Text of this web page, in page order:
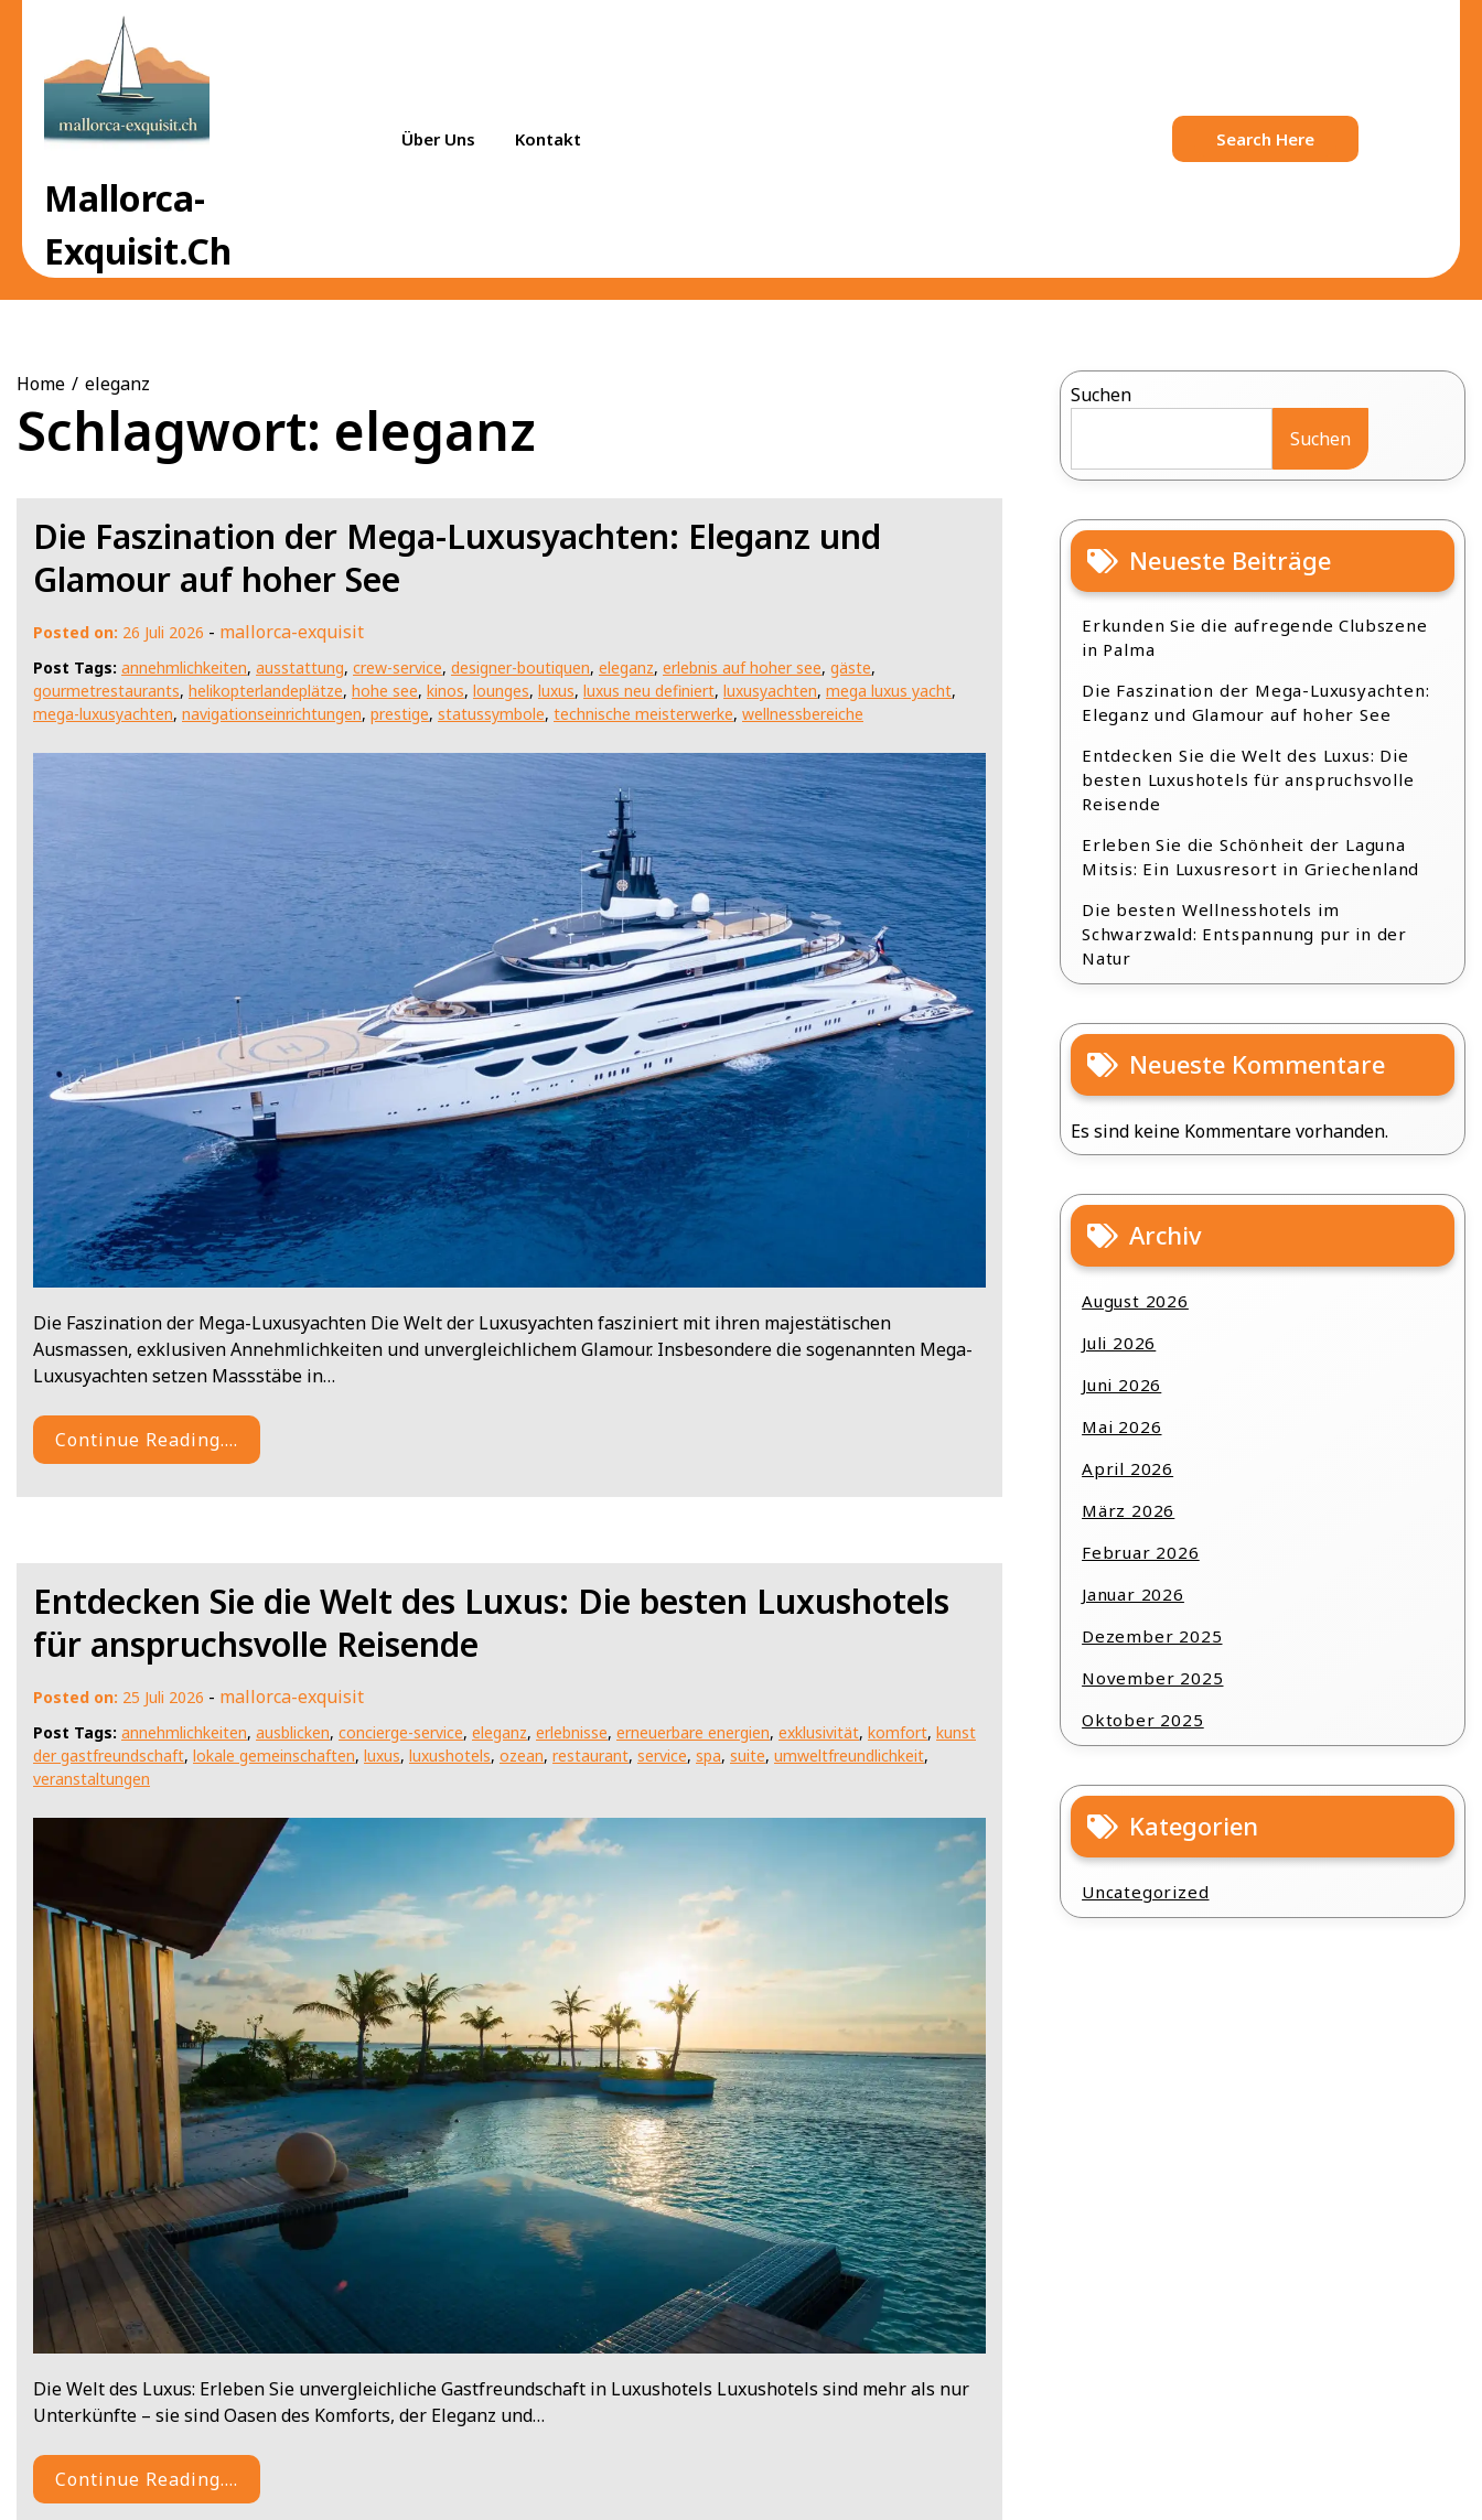
Mallorca-
Exquisit.ch
Über Uns Kontakt Search Here
Home eleganz
Schlagwort: eleganz
Die Faszination der Mega-Luxusyachten: Eleganz und
Glamour auf hoher See
Posted on: 26 Juli 2026 - mallorca-exquisit
Post Tags: annehmlichkeiten, ausstattung, crew-service, designer-boutiquen, eleganz, erlebnis auf hoher see, gäste,
gourmetrestaurants, helikopterlandeplätze, hohe see, kinos, lounges, luxus, luxus neu definiert, luxusyachten, mega luxus yacht,
mega-luxusyachten, navigationseinrichtungen, prestige, statussymbole, technische meisterwerke, wellnessbereiche
Die Faszination der Mega-Luxusyachten Die Welt der Luxusyachten fasziniert mit ihren majestätischen
Ausmassen, exklusiven Annehmlichkeiten und unvergleichlichem Glamour. Insbesondere die sogenannten Mega-
Luxusyachten setzen Massstäbe in…
Continue Reading....
Entdecken Sie die Welt des Luxus: Die besten Luxushotels
für anspruchsvolle Reisende
Posted on: 25 Juli 2026 - mallorca-exquisit
Post Tags: annehmlichkeiten, ausblicken, concierge-service, eleganz, erlebnisse, erneuerbare energien, exklusivität, komfort, kunst
der gastfreundschaft, lokale gemeinschaften, luxus, luxushotels, ozean, restaurant, service, spa, suite, umweltfreundlichkeit,
veranstaltungen
Die Welt des Luxus: Erleben Sie unvergleichliche Gastfreundschaft in Luxushotels Luxushotels sind mehr als nur
Unterkünfte – sie sind Oasen des Komforts, der Eleganz und…
Continue Reading....
Suchen
Suchen
Neueste Beiträge
Erkunden Sie die aufregende Clubszene
in Palma
Die Faszination der Mega-Luxusyachten:
Eleganz und Glamour auf hoher See
Entdecken Sie die Welt des Luxus: Die
besten Luxushotels für anspruchsvolle
Reisende
Erleben Sie die Schönheit der Laguna
Mitsis: Ein Luxusresort in Griechenland
Die besten Wellnesshotels im
Schwarzwald: Entspannung pur in der
Natur
Neueste Kommentare
Es sind keine Kommentare vorhanden.
Archiv
August 2026
Juli 2026
Juni 2026
Mai 2026
April 2026
März 2026
Februar 2026
Januar 2026
Dezember 2025
November 2025
Oktober 2025
Kategorien
Uncategorized